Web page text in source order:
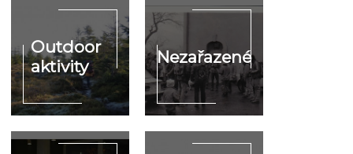
Outdoor
aktivity
Nezařazené